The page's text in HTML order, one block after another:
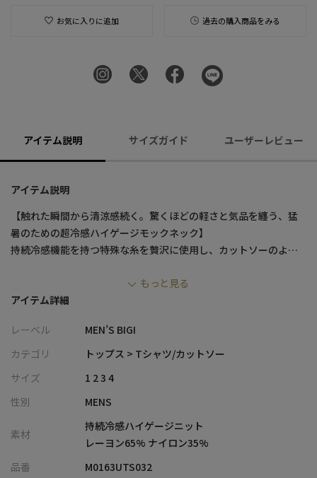
お気に入りに追加 過去の購入商品をみる
アイテム説明 サイズガイド ユーザーレビュー
アイテム説明
【触れた瞬間から清涼感続く。驚くほどの軽さと気品を纏う、猛
暑のための超冷感ハイゲージモックネック】
持続冷感機能を持つ特殊な糸を贅沢に使用し、カットソーのよう
モックネックが首元をすっきりと上品に見せ、春夏を彩る鮮やか
なカラー展開とともに、大人のキレイめスタイルをどこまでも涼
【デザイン/素材】
た特殊な糸を使用し、ハイゲージで繊細に編み立てた高級感あふ
れるジャカードニット素材です。
レーヨンとナイロンをブレンドした素材特性を活かし、サマーニ
ットでありながらもカットソー感覚で気軽に着用できる圧倒的な
り、厳しい猛暑の日でも驚くほど涼しく、快適な着心地をお楽し
もっと見る
アイテム詳細
レーベル
MEN’S BIGI
カテゴリ
トップス > Tシャツ/カットソー
サイズ
1 2 3 4
性別
MENS
素材
持続冷感ハイゲージニット
レーヨン65% ナイロン35%
品番
M0163UTS032